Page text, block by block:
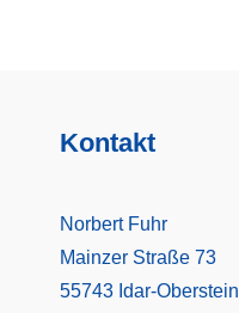
Kontakt
Norbert Fuhr
Mainzer Straße 73
55743 Idar-Oberstein